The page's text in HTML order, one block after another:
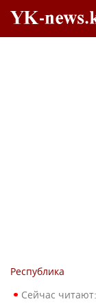
Республика
Сейчас читают: